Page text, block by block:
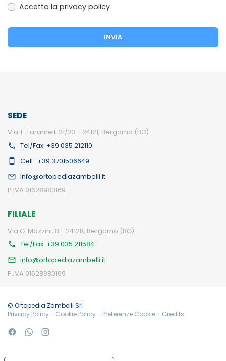
Accetto la privacy policy
SEDE
Via T. Taramelli 21/23 - 24121, Bergamo (BG)
Tel/Fax: +39 035 212110
Cell.: +39 3701506649
info@ortopediazambelli.it
P.IVA 01628980169
FILIALE
Via G. Mazzini, 8 - 24128, Bergamo (BG)
Tel/Fax: +39 035 211584
info@ortopediazambelli.it
P.IVA 01628980169
© Ortopedia Zambelli Srl
Privacy Policy- Cookie Policy- Preferenze Cookie- Credits